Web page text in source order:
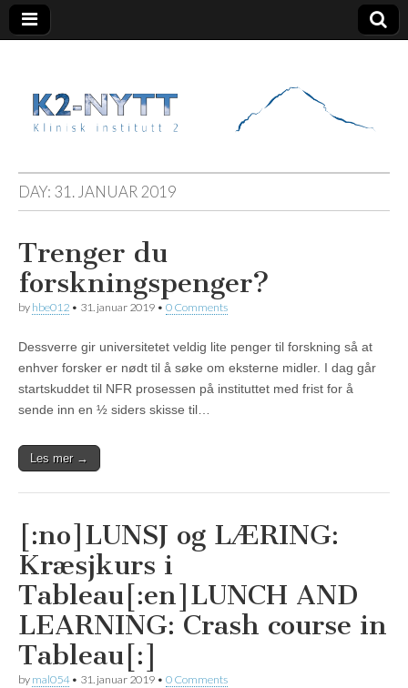
K2 Nytt
DAY: 31. JANUAR 2019
Trenger du
forskningspenger?
by hbe012 • 31. januar 2019 • 0 Comments
Dessverre gir universitetet veldig lite penger til forskning så at
enhver forsker er nødt til å søke om eksterne midler. I dag går
startskuddet til NFR prosessen på instituttet med frist for å
sende inn en ½ siders skisse til…
Les mer →
[:no]LUNSJ og LÆRING:
Kræsjkurs i
Tableau[:en]LUNCH AND
LEARNING: Crash course in
Tableau[:]
by mal054• 31. januar 2019 • 0 Comments